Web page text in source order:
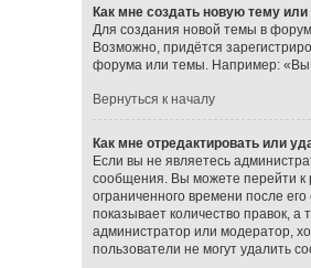
Как мне создать новую тему
Для создания новой темы в
Возможно, придётся
форума или темы. Например: «Вы
Вернуться к началу
Как мне отредактировать или
Если вы не являетесь
сообщения. Вы можете перейти к
ограниченного времени после
показывает количество правок,
администратор или модератор,
пользователи не могут удалить